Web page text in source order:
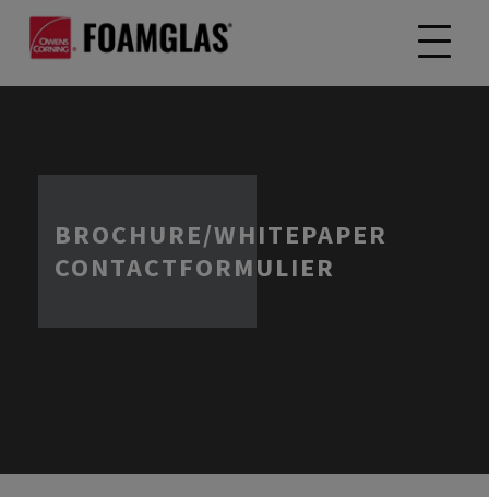
BROCHURE/WHITEPAPER
CONTACTFORMULIER